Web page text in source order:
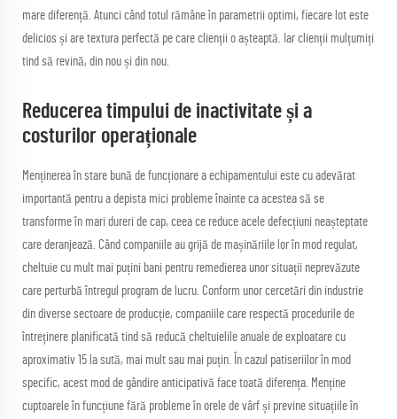
mare diferență. Atunci când totul rămâne în parametrii optimi, fiecare lot este
delicios și are textura perfectă pe care clienții o așteaptă. Iar clienții mulțumiți
tind să revină, din nou și din nou.
Reducerea timpului de inactivitate și a
costurilor operaționale
Menținerea în stare bună de funcționare a echipamentului este cu adevărat
importantă pentru a depista mici probleme înainte ca acestea să se
transforme în mari dureri de cap, ceea ce reduce acele defecțiuni neașteptate
care deranjează. Când companiile au grijă de mașinăriile lor în mod regulat,
cheltuie cu mult mai puțini bani pentru remedierea unor situații neprevăzute
care perturbă întregul program de lucru. Conform unor cercetări din industrie
din diverse sectoare de producție, companiile care respectă procedurile de
întreținere planificată tind să reducă cheltuielile anuale de exploatare cu
aproximativ 15 la sută, mai mult sau mai puțin. În cazul patiseriilor în mod
specific, acest mod de gândire anticipativă face toată diferența. Menține
cuptoarele în funcțiune fără probleme în orele de vârf și previne situațiile în